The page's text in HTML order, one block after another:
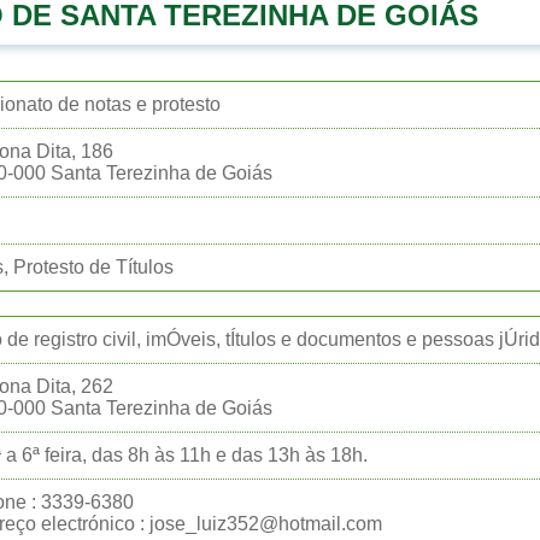
DE SANTA TEREZINHA DE GOIÁS
de notas e protesto
Dita, 186
000 Santa Terezinha de Goiás
Protesto de Títulos
de registro civil, imÓveis, tÍtulos e documentos e pessoas
Dita, 262
000 Santa Terezinha de Goiás
a 6ª feira, das 8h às 11h e das 13h às 18h.
: 3339-6380
electrónico : jose_luiz352@hotmail.com